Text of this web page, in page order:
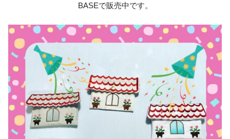
BASEで販売中です。